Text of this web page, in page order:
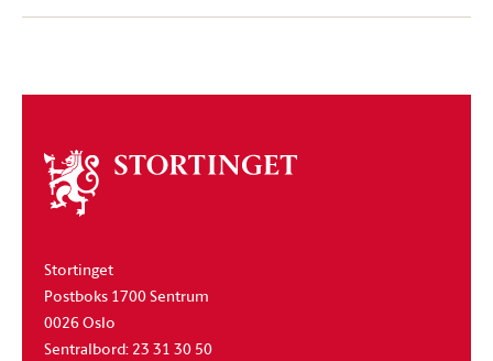
Om
stortinget
Stortinget
Postboks 1700 Sentrum
0026 Oslo
Sentralbord: 23 31 30 50